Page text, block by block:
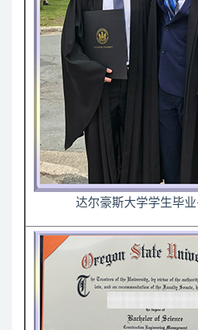
达尔豪斯大学学生毕